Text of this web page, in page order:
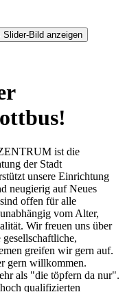
Slider-Bild anzeigen
ist die
der Stadt
unsere Einrichtung
neugierig auf Neues
offen für alle
vom Alter,
Wir freuen uns über
greifen wir gern auf.
gern willkommen.
als "die töpfern da nur".
qualifizierten